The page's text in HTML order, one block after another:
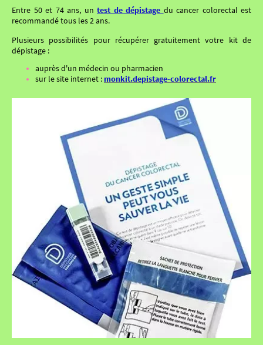
Entre 50 et 74 ans, un test de dépistage du cancer colorectal est
recommandé tous les 2 ans.
Plusieurs possibilités pour récupérer gratuitement votre kit de
dépistage :
auprès d'un médecin ou pharmacien
sur le site internet : monkit.depistage-colorectal.fr